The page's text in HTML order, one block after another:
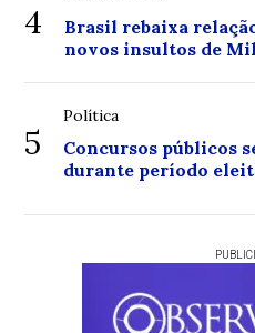
4
Brasil rebaixa
novos insultos de
5
Política
Concursos públicos
durante período